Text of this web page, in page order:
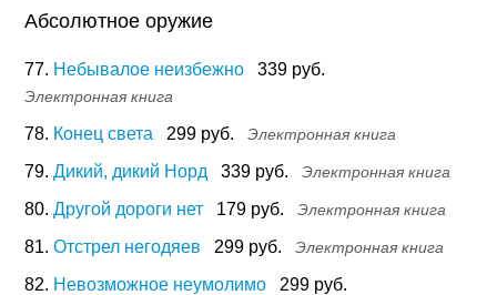
Абсолютное оружие
77. Небывалое неизбежно 339 руб.
Электронная книга
78. Конец света 299 руб. Электронная книга
79. Дикий, дикий Норд 339 руб. Электронная книга
80. Другой дороги нет 179 руб. Электронная книга
81. Отстрел негодяев 299 руб. Электронная книга
82. Невозможное неумолимо 299 руб.